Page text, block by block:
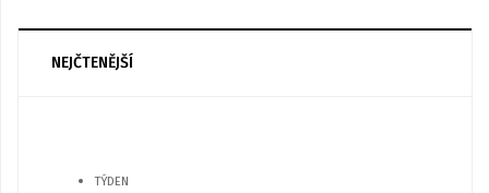
NEJČTENĚJŠÍ
TÝDEN